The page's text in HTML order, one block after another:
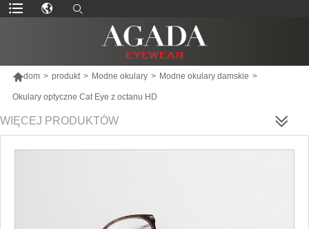
dom > produkt > Modne okulary > Modne okulary damskie >
Okulary optyczne Cat Eye z octanu HD
WIĘCEJ PRODUKTÓW